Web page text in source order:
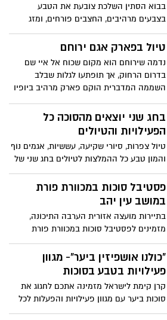
ידי מדריכי קק"ל, משחקי תיאטרון וליצנות,
מפגשים עם דמויות צבעוניות לגילוי והערכה
של הטבע העירוני, הפעלה של "גנרטור אנושי"
על ידי דיווש, אפליקציית ניווט הכוללת שאלות
שמעל המכתש
בבוא הסתין השלכת צובעת את הטבע
בצבעים מרהיבים, החצבים פורחים, ומזג
האוויר מלטף בבריזה נעימה והופך הכל
לחוויה עבור כל המשפחה אז איפה כדאי
טיול בפארק אגם ירוחם
נדמה שירוחם הוא מקום שכוח אל איי שם
בדרום הרחוק, אך תופתעו לגלות שבלב
השממה המדברית הוקם פארק מרהיב ביופיו
ייחודי,המשתרע על כ-3000 דונם, ובו סכר עם
אגם גדול, (השני בגודלו בישראל, אחרי
הכנרת). אפשר לטפס בעלייה קלה, מימין
לסכר, אל תצפית מרהיבה על האגם ולצפות
בבעלי הכנף הטובלים בו ומעופפים מעליו.
מדובר במקום שלא הרבה מטיילים מכירים
והדרך משם לטיולים מרשימה במיוחד
בחג שני יוצאים מהסוכה כל
הפעילויות והטיולים
טיול צפרות, סיורי שקיעה, עששיות, אגמים נוף
והמון טבע כל ההמלצות לטיולים בחג שני של
סוכות
פסטיבל סוכות במכוורת פורת
במושב עין יהב
בתיירות מועצה אזורית הערבה התיכונה,
מזמינים לפסטיבל סוכות במכוורת פורת
במושב עין יהב, במסגרת הפסטיבל יתקיימו
הופעות חיות בגן הפסלים רחב הידיים של
צ'צ'ה פורת, תחת כיפת השמיים, לצד
בימי שישי, ערב מוסיקה מונגש ללקויי שמיעה,
ערב סרט לילדים ועוד-
"כולנו אושפיזין ביער"- מגוון
פעילויות בטבע בסוכות
קרן קימת לישראל מזמינה אתכם לחגוג את
סוכות ביער עם מגוון פעילויות והפעלות לכל
המשפחה בחול המועד סוכות